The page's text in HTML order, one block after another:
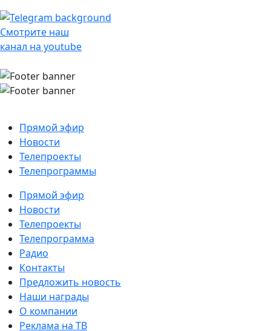
Смотрите наш
канал на youtube
Прямой эфир
Новости
Телепроекты
Телепрограммы
Прямой эфир
Новости
Телепроекты
Телепрограмма
Радио
Контакты
Предложить новость
Наши награды
О компании
Реклама на ТВ